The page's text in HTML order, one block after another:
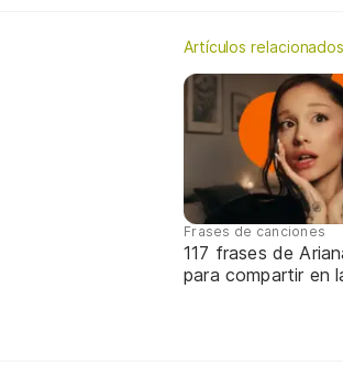
Artículos relacionados
Frases de canciones
117 frases de
para compartir en